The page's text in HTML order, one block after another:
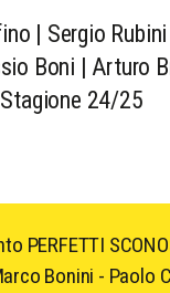
| Sergio
Boni | Arturo
24/25
PERFETTI
Bonini - Paolo